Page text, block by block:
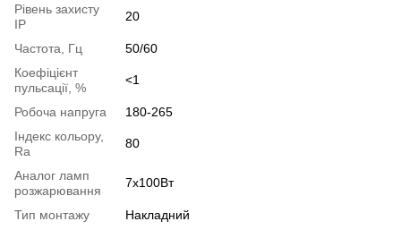
Рівень захисту
IP
20
Частота, Гц
50/60
Коефіцієнт
пульсації, %
<1
Робоча напруга
180-265
Індекс кольору,
Ra
80
Аналог ламп
розжарювання
7х100Вт
Тип монтажу
Накладний